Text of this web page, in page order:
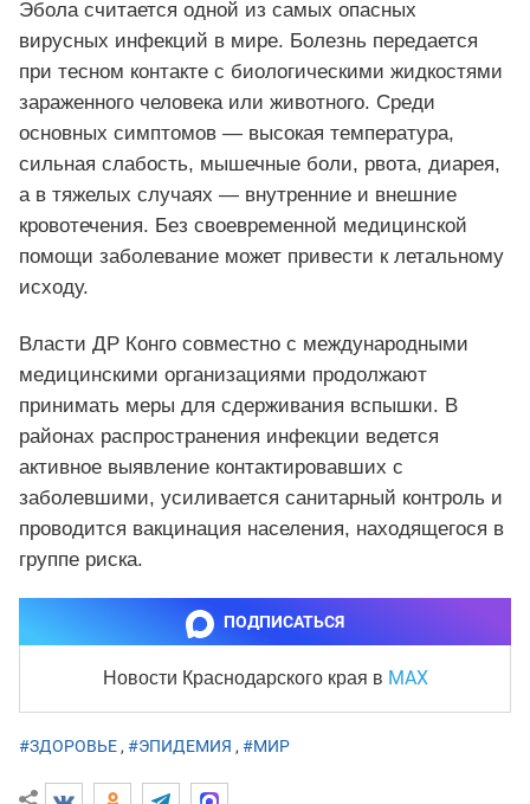
Эбола считается одной из самых опасных
вирусных инфекций в мире. Болезнь передается
при тесном контакте с биологическими жидкостями
зараженного человека или животного. Среди
основных симптомов — высокая температура,
сильная слабость, мышечные боли, рвота, диарея,
а в тяжелых случаях — внутренние и внешние
кровотечения. Без своевременной медицинской
помощи заболевание может привести к летальному
исходу.
Власти ДР Конго совместно с международными
медицинскими организациями продолжают
принимать меры для сдерживания вспышки. В
районах распространения инфекции ведется
активное выявление контактировавших с
заболевшими, усиливается санитарный контроль и
проводится вакцинация населения, находящегося в
группе риска.
ПОДПИСАТЬСЯ
Новости Краснодарского края в MAX
#ЗДОРОВЬЕ, #ЭПИДЕМИЯ , #МИР